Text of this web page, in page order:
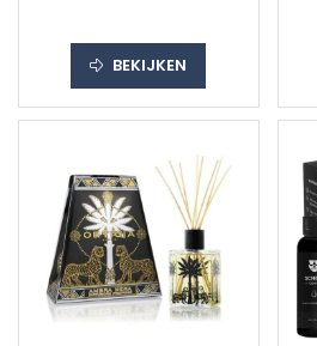
BEKIJKEN